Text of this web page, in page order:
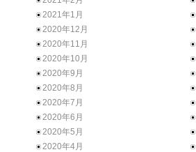
2021年1月
2020年12月
2020年11月
2020年10月
2020年9月
2020年8月
2020年7月
2020年6月
2020年5月
2020年4月